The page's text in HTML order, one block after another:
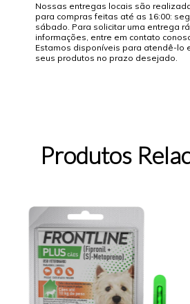
Nossas entregas locais são
para compras feitas até as 16:00:
sábado. Para solicitar uma entrega
informações, entre em contato
Estamos disponíveis para atendê-lo
seus produtos no prazo desejado.
Produtos